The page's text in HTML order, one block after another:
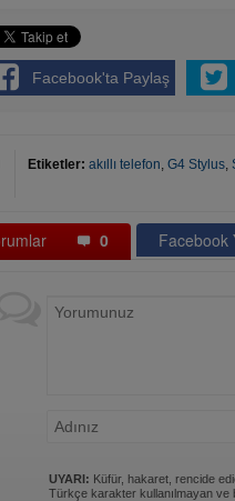
Facebook'ta Paylaş
Etiketler: akıllı telefon, G4 Stylus,
0 Facebook
UYARI: Küfür, hakaret, rencide
Türkçe karakter kullanılmayan ve